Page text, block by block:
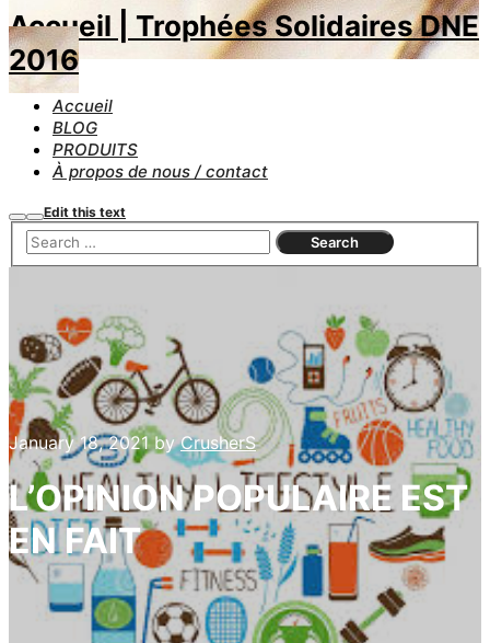
Accueil | Trophées Solidaires DNE
2016
Accueil
BLOG
PRODUITS
À propos de nous / contact
Search
Main
menu
Edit this text
January 18, 2021byCrusherS
L’OPINION POPULAIRE EST
EN FAIT